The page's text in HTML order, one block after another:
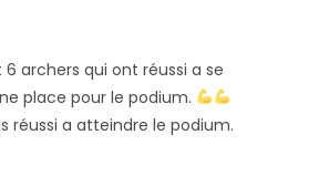
archers qui ont réussi a se
place pour le podium.
réussi a atteindre le podium.